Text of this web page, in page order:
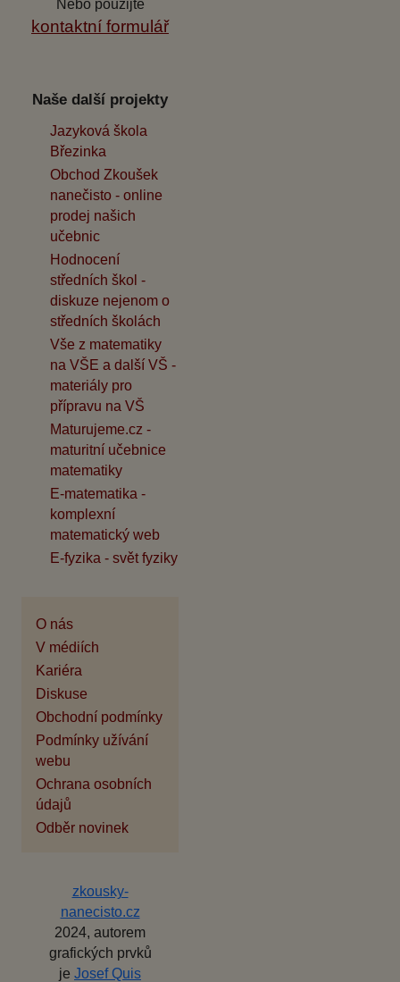
Nebo použijte
kontaktní formulář
Naše další projekty
Jazyková škola
Březinka
Obchod Zkoušek
nanečisto - online
prodej našich
učebnic
Hodnocení
středních škol -
diskuze nejenom o
středních školách
Vše z matematiky
na VŠE a další VŠ -
materiály pro
přípravu na VŠ
Maturujeme.cz -
maturitní učebnice
matematiky
E-matematika -
komplexní
matematický web
E-fyzika - svět fyziky
O nás
V médiích
Kariéra
Diskuse
Obchodní podmínky
Podmínky užívání
webu
Ochrana osobních
údajů
Odběr novinek
zkousky-
nanecisto.cz
2024, autorem
grafických prvků
je Josef Quis